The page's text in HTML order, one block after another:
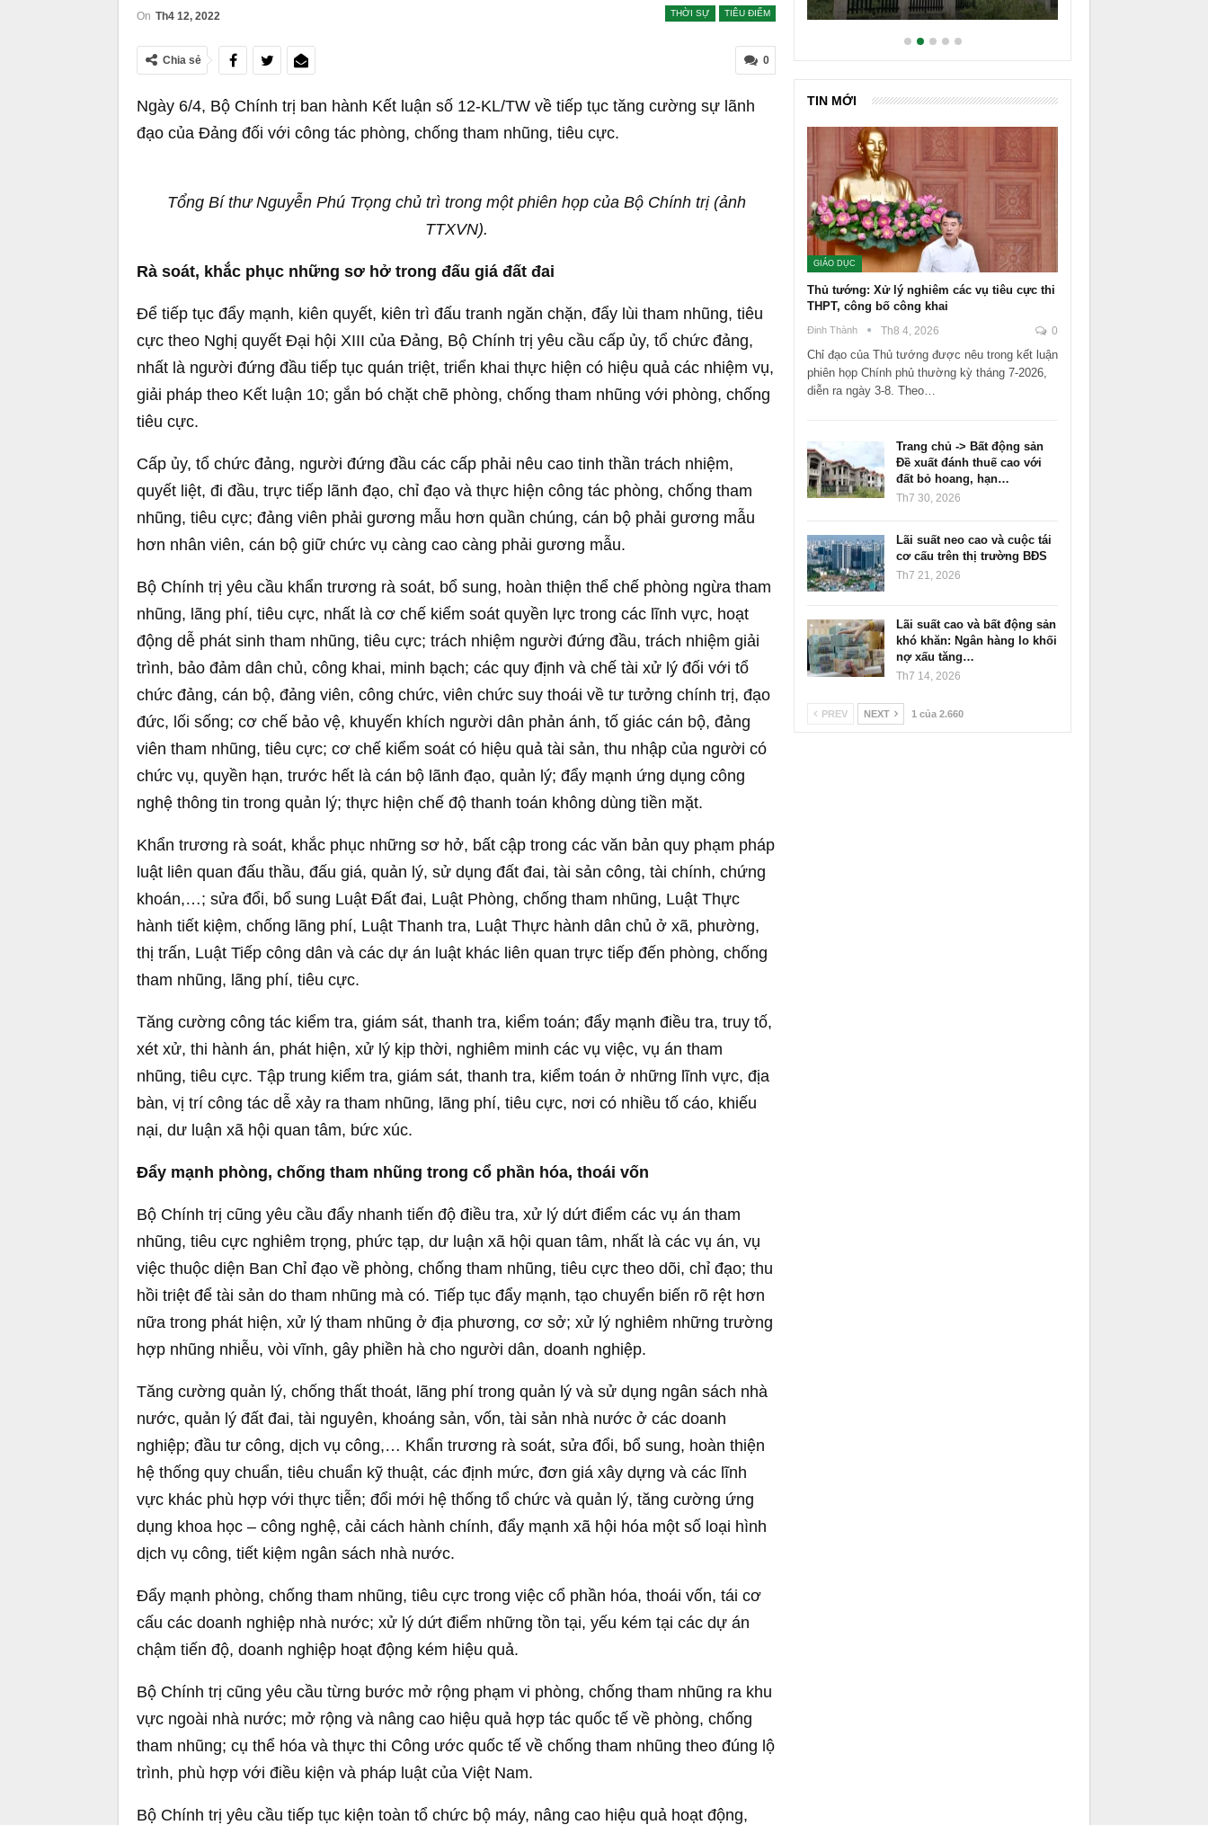
THỜI SỰ TIÊU ĐIỂM
On Th4 12, 2022
0
Chia sẻ
Ngày 6/4, Bộ Chính trị ban hành Kết luận số 12-KL/TW về tiếp tục tăng cường sự lãnh
đạo của Đảng đối với công tác phòng, chống tham nhũng, tiêu cực.
Tổng Bí thư Nguyễn Phú Trọng chủ trì trong một phiên họp của Bộ Chính trị (ảnh
TTXVN).
Rà soát, khắc phục những sơ hở trong đấu giá đất đai
Để tiếp tục đẩy mạnh, kiên quyết, kiên trì đấu tranh ngăn chặn, đẩy lùi tham nhũng, tiêu
cực theo Nghị quyết Đại hội XIII của Đảng, Bộ Chính trị yêu cầu cấp ủy, tổ chức đảng,
nhất là người đứng đầu tiếp tục quán triệt, triển khai thực hiện có hiệu quả các nhiệm vụ,
giải pháp theo Kết luận 10; gắn bó chặt chẽ phòng, chống tham nhũng với phòng, chống
tiêu cực.
Cấp ủy, tổ chức đảng, người đứng đầu các cấp phải nêu cao tinh thần trách nhiệm,
quyết liệt, đi đầu, trực tiếp lãnh đạo, chỉ đạo và thực hiện công tác phòng, chống tham
nhũng, tiêu cực; đảng viên phải gương mẫu hơn quần chúng, cán bộ phải gương mẫu
hơn nhân viên, cán bộ giữ chức vụ càng cao càng phải gương mẫu.
Bộ Chính trị yêu cầu khẩn trương rà soát, bổ sung, hoàn thiện thể chế phòng ngừa tham
nhũng, lãng phí, tiêu cực, nhất là cơ chế kiểm soát quyền lực trong các lĩnh vực, hoạt
động dễ phát sinh tham nhũng, tiêu cực; trách nhiệm người đứng đầu, trách nhiệm giải
trình, bảo đảm dân chủ, công khai, minh bạch; các quy định và chế tài xử lý đối với tổ
chức đảng, cán bộ, đảng viên, công chức, viên chức suy thoái về tư tưởng chính trị, đạo
đức, lối sống; cơ chế bảo vệ, khuyến khích người dân phản ánh, tố giác cán bộ, đảng
viên tham nhũng, tiêu cực; cơ chế kiểm soát có hiệu quả tài sản, thu nhập của người có
chức vụ, quyền hạn, trước hết là cán bộ lãnh đạo, quản lý; đẩy mạnh ứng dụng công
nghệ thông tin trong quản lý; thực hiện chế độ thanh toán không dùng tiền mặt.
Khẩn trương rà soát, khắc phục những sơ hở, bất cập trong các văn bản quy phạm pháp
luật liên quan đấu thầu, đấu giá, quản lý, sử dụng đất đai, tài sản công, tài chính, chứng
khoán,…; sửa đổi, bổ sung Luật Đất đai, Luật Phòng, chống tham nhũng, Luật Thực
hành tiết kiệm, chống lãng phí, Luật Thanh tra, Luật Thực hành dân chủ ở xã, phường,
thị trấn, Luật Tiếp công dân và các dự án luật khác liên quan trực tiếp đến phòng, chống
tham nhũng, lãng phí, tiêu cực.
Tăng cường công tác kiểm tra, giám sát, thanh tra, kiểm toán; đẩy mạnh điều tra, truy tố,
xét xử, thi hành án, phát hiện, xử lý kịp thời, nghiêm minh các vụ việc, vụ án tham
nhũng, tiêu cực. Tập trung kiểm tra, giám sát, thanh tra, kiểm toán ở những lĩnh vực, địa
bàn, vị trí công tác dễ xảy ra tham nhũng, lãng phí, tiêu cực, nơi có nhiều tố cáo, khiếu
nại, dư luận xã hội quan tâm, bức xúc.
Đẩy mạnh phòng, chống tham nhũng trong cổ phần hóa, thoái vốn
Bộ Chính trị cũng yêu cầu đẩy nhanh tiến độ điều tra, xử lý dứt điểm các vụ án tham
nhũng, tiêu cực nghiêm trọng, phức tạp, dư luận xã hội quan tâm, nhất là các vụ án, vụ
việc thuộc diện Ban Chỉ đạo về phòng, chống tham nhũng, tiêu cực theo dõi, chỉ đạo; thu
hồi triệt để tài sản do tham nhũng mà có. Tiếp tục đẩy mạnh, tạo chuyển biến rõ rệt hơn
nữa trong phát hiện, xử lý tham nhũng ở địa phương, cơ sở; xử lý nghiêm những trường
hợp nhũng nhiễu, vòi vĩnh, gây phiền hà cho người dân, doanh nghiệp.
Tăng cường quản lý, chống thất thoát, lãng phí trong quản lý và sử dụng ngân sách nhà
nước, quản lý đất đai, tài nguyên, khoáng sản, vốn, tài sản nhà nước ở các doanh
nghiệp; đầu tư công, dịch vụ công,… Khẩn trương rà soát, sửa đổi, bổ sung, hoàn thiện
hệ thống quy chuẩn, tiêu chuẩn kỹ thuật, các định mức, đơn giá xây dựng và các lĩnh
vực khác phù hợp với thực tiễn; đổi mới hệ thống tổ chức và quản lý, tăng cường ứng
dụng khoa học – công nghệ, cải cách hành chính, đẩy mạnh xã hội hóa một số loại hình
dịch vụ công, tiết kiệm ngân sách nhà nước.
Đẩy mạnh phòng, chống tham nhũng, tiêu cực trong việc cổ phần hóa, thoái vốn, tái cơ
cấu các doanh nghiệp nhà nước; xử lý dứt điểm những tồn tại, yếu kém tại các dự án
chậm tiến độ, doanh nghiệp hoạt động kém hiệu quả.
Bộ Chính trị cũng yêu cầu từng bước mở rộng phạm vi phòng, chống tham nhũng ra khu
vực ngoài nhà nước; mở rộng và nâng cao hiệu quả hợp tác quốc tế về phòng, chống
tham nhũng; cụ thể hóa và thực thi Công ước quốc tế về chống tham nhũng theo đúng lộ
trình, phù hợp với điều kiện và pháp luật của Việt Nam.
Bộ Chính trị yêu cầu tiếp tục kiện toàn tổ chức bộ máy, nâng cao hiệu quả hoạt động,
TIN MỚI
GIÁO DỤC
Thủ tướng: Xử lý nghiêm các vụ tiêu cực thi
THPT, công bố công khai
Đinh Thành Th8 4, 2026 0
Chỉ đạo của Thủ tướng được nêu trong kết luận
phiên họp Chính phủ thường kỳ tháng 7-2026,
diễn ra ngày 3-8. Theo…
Trang chủ -> Bất động sản
Đề xuất đánh thuế cao với
đất bỏ hoang, hạn…
Th7 30, 2026
Lãi suất neo cao và cuộc tái
cơ cấu trên thị trường BĐS
Th7 21, 2026
Lãi suất cao và bất động sản
khó khăn: Ngân hàng lo khối
nợ xấu tăng…
Th7 14, 2026
PREV NEXT 1 của 2.660